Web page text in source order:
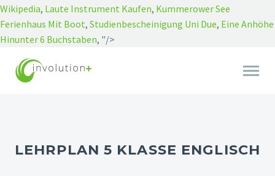
Wikipedia, Laute Instrument Kaufen, Kummerower See
Ferienhaus Mit Boot, Studienbescheinigung Uni Due, Eine Anhöhe
Hinunter 6 Buchstaben, "/>
LEHRPLAN 5 KLASSE ENGLISCH